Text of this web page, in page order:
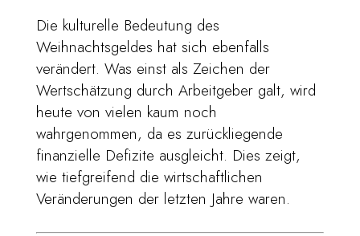
Die kulturelle Bedeutung des
Weihnachtsgeldes hat sich ebenfalls
verändert. Was einst als Zeichen der
Wertschätzung durch Arbeitgeber galt, wird
heute von vielen kaum noch
wahrgenommen, da es zurückliegende
finanzielle Defizite ausgleicht. Dies zeigt,
wie tiefgreifend die wirtschaftlichen
Veränderungen der letzten Jahre waren.